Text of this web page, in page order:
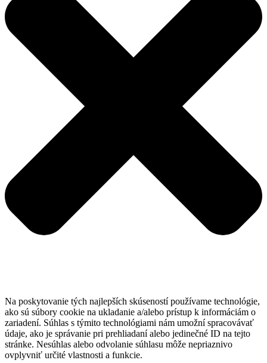
Na poskytovanie tých najlepších skúseností používame technológie,
ako sú súbory cookie na ukladanie a/alebo prístup k informáciám o
zariadení. Súhlas s týmito technológiami nám umožní spracovávať
údaje, ako je správanie pri prehliadaní alebo jedinečné ID na tejto
stránke. Nesúhlas alebo odvolanie súhlasu môže nepriaznivo
ovplyvniť určité vlastnosti a funkcie.